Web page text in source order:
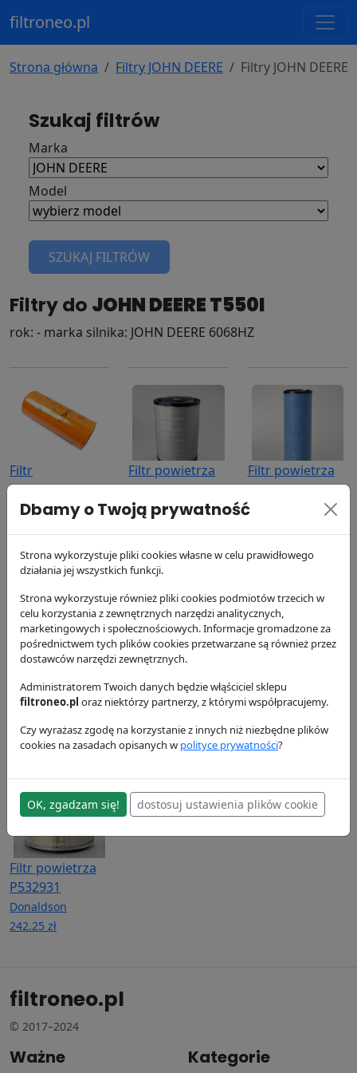
filtroneo.pl
Strona główna Filtry JOHN DEERE Filtry JOHN DEERE
Szukaj filtrów
Marka
Model
SZUKAJ FILTRÓW
Filtry do JOHN DEERE T550I
rok: - marka silnika: JOHN DEERE 6068HZ
Filtr
hydrauliczny
P173689
Filtr powietrza
P533235
Donaldson
Filtr powietrza
P533723
Donaldson
Filtr oleju
P550779
63.74 zł
Filtr paliwa
P551422
114.07 zł
Filtr paliwa
P551435
116.33 zł
Filtr powietrza
P532931
Donaldson
242.25 zł
filtroneo.pl
© 2017–2024
Ważne Kategorie
Dbamy o Twoją prywatność
Strona wykorzystuje pliki cookies własne w celu prawidłowego
działania jej wszystkich funkcji.
Strona wykorzystuje również pliki cookies podmiotów trzecich w
celu korzystania z zewnętrznych narzędzi analitycznych,
marketingowych i społecznościowych. Informacje gromadzone za
pośrednictwem tych plików cookies przetwarzane są również przez
dostawców narzędzi zewnętrznych.
Administratorem Twoich danych będzie włąściciel sklepu
filtroneo.pl oraz niektórzy partnerzy, z którymi współpracujemy.
Czy wyrażasz zgodę na korzystanie z innych niż niezbędne plików
cookies na zasadach opisanych w polityce prywatności?
OK, zgadzam się! dostosuj ustawienia plików cookie